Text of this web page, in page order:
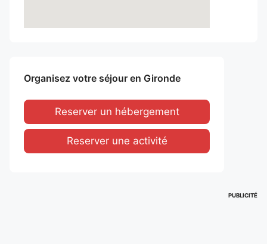
Organisez votre séjour en Gironde
Reserver un hébergement
Reserver une activité
PUBLICITÉ